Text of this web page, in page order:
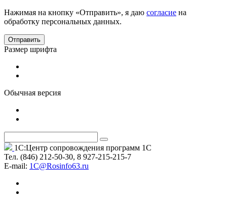
Нажимая на кнопку «Отправить», я даю согласие на
обработку персональных данных.
Отправить
Размер шрифта
Обычная версия
1С:Центр сопровождения программ 1С
Тел. (846) 212-50-30, 8 927-215-215-7
Е-mail: 1C@Rosinfo63.ru